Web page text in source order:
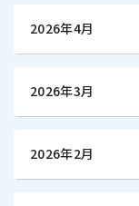
2026年4月
2026年3月
2026年2月